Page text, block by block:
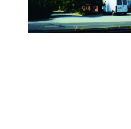
Bratislava, Slovart
384.
SLABEYOVÁ,